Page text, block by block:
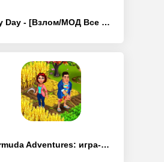
Hay Day - [Взлом/МОД Все открыто]
Bermuda Adventures: игра-ферма - [Взлом/МОД Бесконечные деньги]